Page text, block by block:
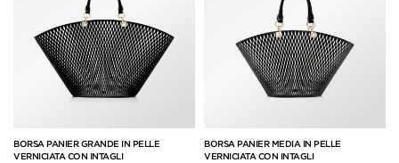
BORSA PANIER GRANDE IN PELLE
VERNICIATA CON INTAGLI
BORSA PANIER MEDIA IN PELLE
VERNICIATA CON INTAGLI